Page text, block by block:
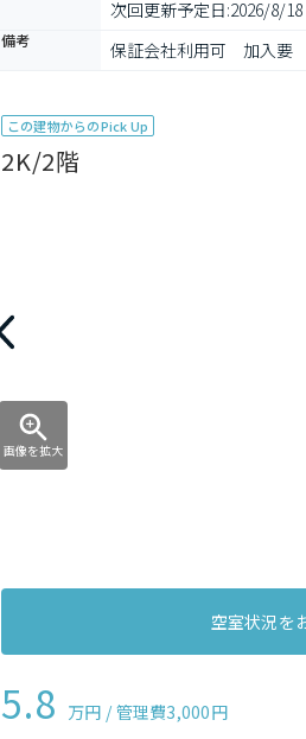
次回更新予定日:2026/8/18
備考 保証会社利用可　加入要
この建物からのPick Up
2K/2階
画像を拡大
空室状況を
5.8 万円 / 管理費3,000円